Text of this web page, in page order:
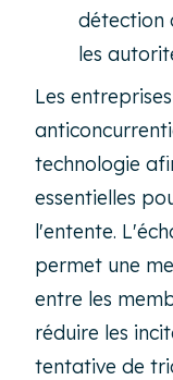
détection
les
Les
technologie
essentielles
l'entente.
permet une
entre les
réduire les
tentative de